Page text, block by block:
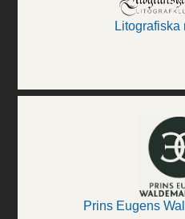
Litografiska
Prins Eugens